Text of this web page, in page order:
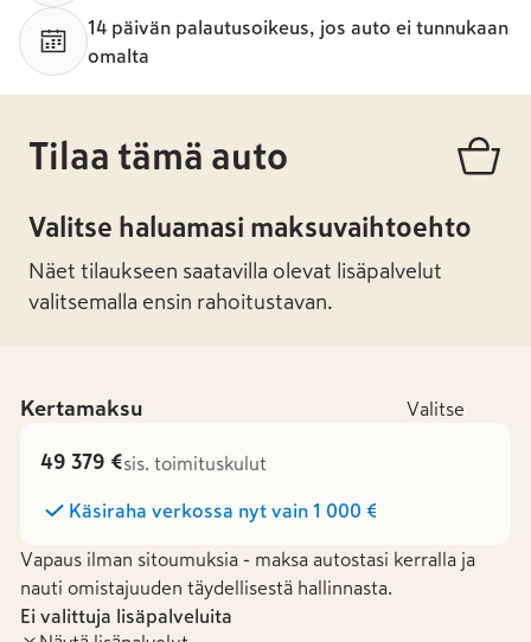
14 päivän palautusoikeus, jos auto ei tunnukaan
omalta
Tilaa tämä auto
Valitse haluamasi maksuvaihtoehto
Näet tilaukseen saatavilla olevat lisäpalvelut
valitsemalla ensin rahoitustavan.
Kertamaksu Valitse
49 379 €sis. toimituskulut
Käsiraha verkossa nyt vain 1 000 €
Vapaus ilman sitoumuksia - maksa autostasi kerralla ja
nauti omistajuuden täydellisestä hallinnasta.
Ei valittuja lisäpalveluita